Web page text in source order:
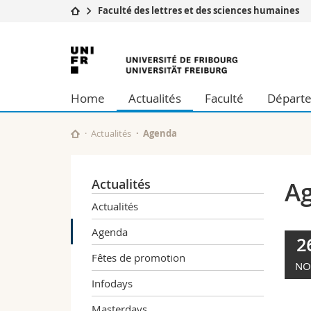
Université
Recherche
Université
Formation continue
Sciences
Lettres et
Faculté des lettres et des sciences humaines
Université
de
Fribourg
Home Actualités Faculté
Actualités Agenda
Actualités
Actualités
Agenda
Fêtes de promotion
Infodays